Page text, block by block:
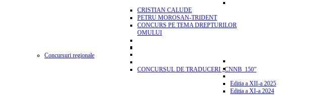
CRISTIAN CALUDE
PETRU MOROSAN-TRIDENT
CONCURS PE TEMA DREPTURILOR
OMULUI
Concursuri regionale
CONCURSUL DE TRADUCERI „CNNB_150”
Editia a XII-a 2025
Editia a XI-a 2024